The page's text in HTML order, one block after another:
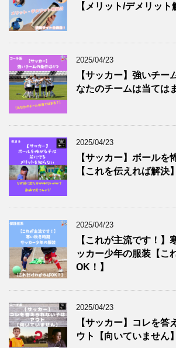
【メリット/デメリット
2025/04/23
【サッカー】強いチー
なたのチームは当ては
2025/04/23
【サッカー】ボールを
【これを伝えれば解決】
2025/04/23
【これが主流です！】
ッカー少年の服装【こ
OK！】
2025/04/23
【サッカー】コレを答
ウト【向いていません】